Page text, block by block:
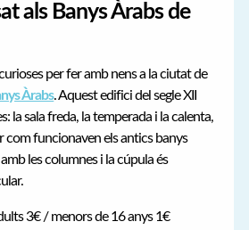
als Banys Àrabs de
per fer amb nens a la ciutat de
Àrabs. Aquest edifici del segle XII
la sala freda, la temperada i la calenta,
com funcionaven els antics banys
les columnes i la cúpula és
3€ / menors de 16 anys 1€